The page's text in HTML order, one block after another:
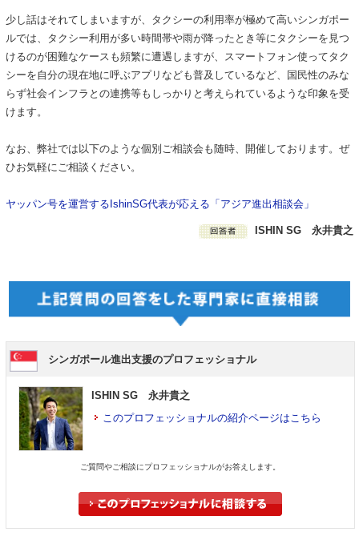
少し話はそれてしまいますが、タクシーの利用率が極めて高いシンガポー
ルでは、タクシー利用が多い時間帯や雨が降ったとき等にタクシーを見つ
けるのが困難なケースも頻繁に遭遇しますが、スマートフォン使ってタク
シーを自分の現在地に呼ぶアプリなども普及しているなど、国民性のみな
らず社会インフラとの連携等もしっかりと考えられているような印象を受
けます。
なお、弊社では以下のような個別ご相談会も随時、開催しております。ぜ
ひお気軽にご相談ください。
ヤッパン号を運営するIshinSG代表が応える「アジア進出相談会」
ISHIN SG 永井貴之
シンガポール進出支援のプロフェッショナル
ISHIN SG 永井貴之
このプロフェッショナルの紹介ページはこちら
ご質問やご相談にプロフェッショナルがお答えします。